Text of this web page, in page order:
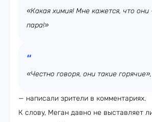
«Какая химия! Мне кажется, что они
пара!»
«Честно говоря, они такие горячие»,
— написали зрители в комментариях.
К слову, Меган давно не выставляет